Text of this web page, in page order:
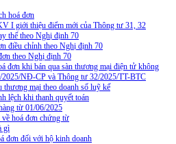
hoá đơn
I giới thiệu điểm mới của Thông tư 31, 32
thế theo Nghị định 70
điều chỉnh theo Nghị định 70
theo Nghị định 70
đơn khi bán qua sàn thương mại điện tử không
NĐ-CP và Thông tư 32/2025/TT-BTC
thương mại theo doanh số luỹ kế
lệch khi thanh quyết toán
từ 01/06/2025
hoá đơn chứng từ
gì
đơn đối với hộ kinh doanh